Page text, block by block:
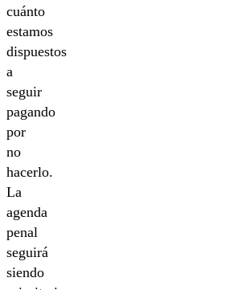
cuánto
estamos
dispuestos
a
seguir
pagando
por
no
hacerlo.
La
agenda
penal
seguirá
siendo